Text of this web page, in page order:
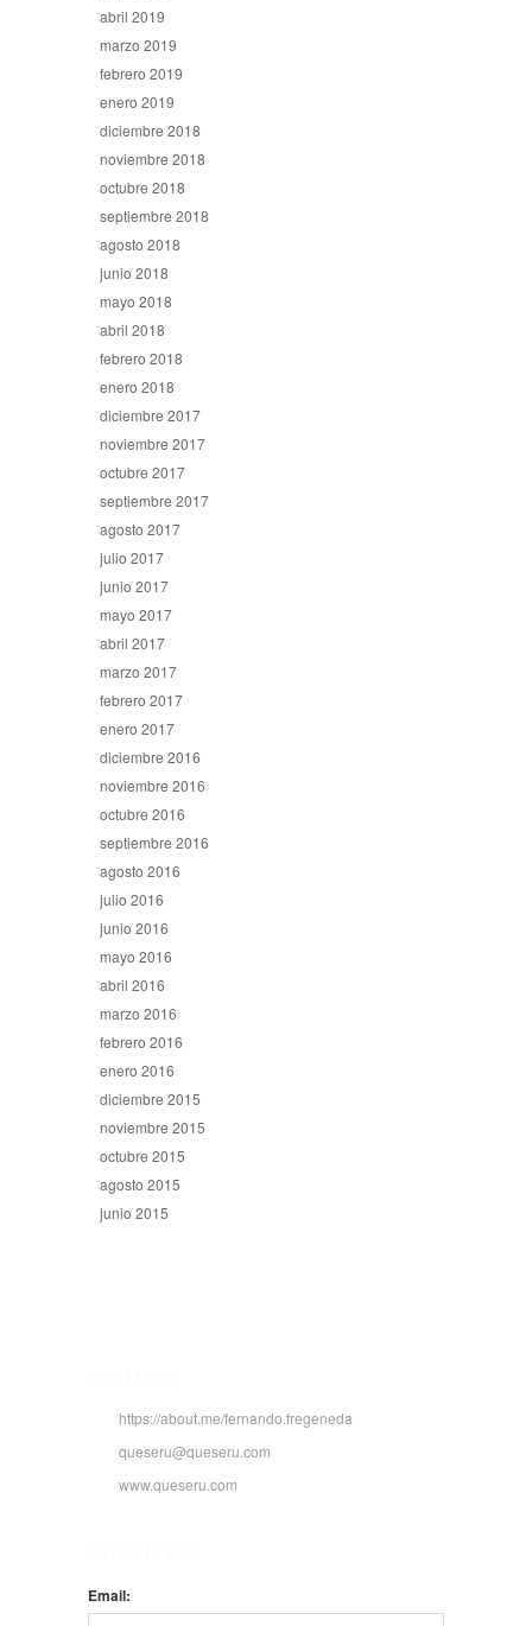
abril 2019
marzo 2019
febrero 2019
enero 2019
diciembre 2018
noviembre 2018
octubre 2018
septiembre 2018
agosto 2018
junio 2018
mayo 2018
abril 2018
febrero 2018
enero 2018
diciembre 2017
noviembre 2017
octubre 2017
septiembre 2017
agosto 2017
julio 2017
junio 2017
mayo 2017
abril 2017
marzo 2017
febrero 2017
enero 2017
diciembre 2016
noviembre 2016
octubre 2016
septiembre 2016
agosto 2016
julio 2016
junio 2016
mayo 2016
abril 2016
marzo 2016
febrero 2016
enero 2016
diciembre 2015
noviembre 2015
octubre 2015
agosto 2015
junio 2015
https://about.me/fernando.fregeneda
queseru@queseru.com
www.queseru.com
Email: